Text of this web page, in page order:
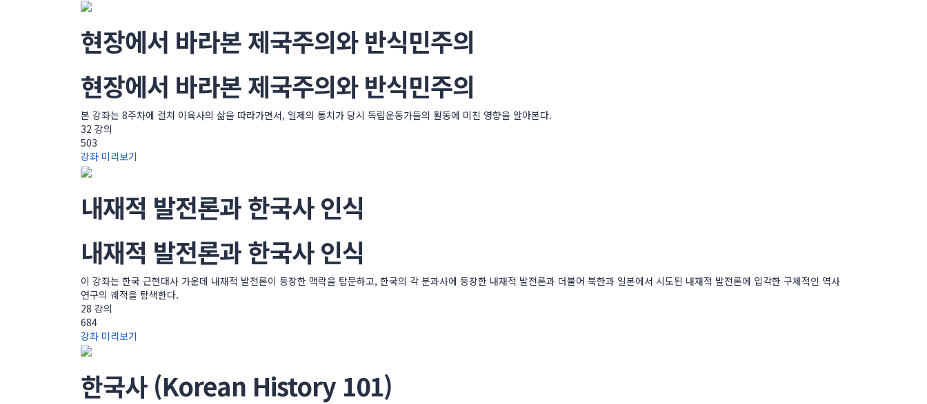
현장에서 바라본 제국주의와 반식민주의
현장에서 바라본 제국주의와 반식민주의
본 강좌는 8주차에 걸쳐 이육사의 삶을 따라가면서, 일제의 통치가 당시 독립운동가들의 활동에 미친 영향을 알아본다.
32 강의
503
강좌 미리보기
내재적 발전론과 한국사 인식
내재적 발전론과 한국사 인식
이 강좌는 한국 근현대사 가운데 내재적 발전론이 등장한 맥락을 탐문하고, 한국의 각 분과사에 등장한 내재적 발전론과 더불어 북한과 일본에서 시도된 내재적 발전론에 입각한 구체적인 역사
연구의 궤적을 탐색한다.
28 강의
684
강좌 미리보기
한국사 (Korean History 101)